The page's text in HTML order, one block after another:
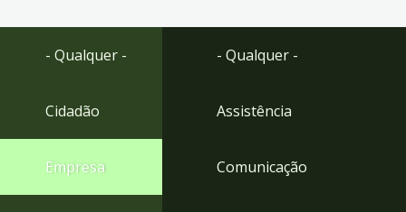
Ir
- Qualquer -
Cidadão
Empresa
- Qualquer -
Assistência
Comunicação